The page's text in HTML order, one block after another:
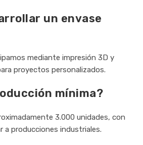
un envase
mediante impresión 3D y
proyectos personalizados.
mínima?
3.000 unidades, con
a producciones industriales.